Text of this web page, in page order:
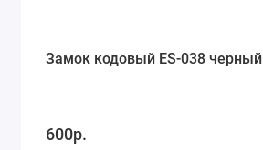
Замок кодовый ES-038 черный
600р.